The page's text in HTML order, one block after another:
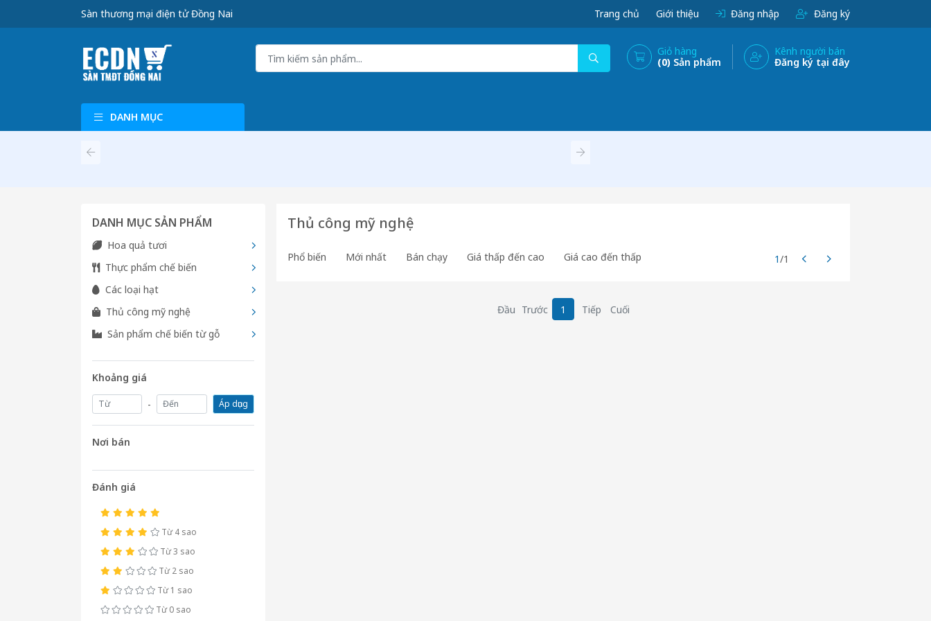
Sàn thương mại điện tử Đồng Nai Trang chủ Giới thiệu Đăng nhập Đăng ký
Giỏ hàng
(0) Sản phẩm
Kênh người bán
Đăng ký tại đây
DANH MỤC
Thủ công mỹ nghệ
Phổ biến Mới nhất Bán chạy Giá thấp đến cao Giá cao đến thấp 1/1
Đầu Trước 1 Tiếp Cuối
DANH MỤC SẢN PHẨM
Hoa quả tươi
Thực phẩm chế biến
Các loại hạt
Thủ công mỹ nghệ
Sản phẩm chế biến từ gỗ
Khoảng giá
- Áp dụng
Nơi bán
Đánh giá
Từ 4 sao
Từ 3 sao
Từ 2 sao
Từ 1 sao
Từ 0 sao